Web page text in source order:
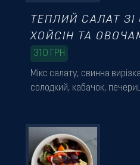
Мікс салату, свинна
солодкий, кабачок,
ТЕПЛИЙ САЛАТ
ХОЙСІН ТА
310 ГРН